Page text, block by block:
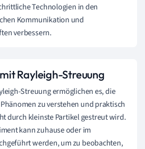
Technologien in den
Kommunikation und
verbessern.
Rayleigh-Streuung
Streuung ermöglichen es, die
zu verstehen und praktisch
durch kleinste Partikel gestreut wird.
kann zuhause oder im
werden, um zu beobachten,